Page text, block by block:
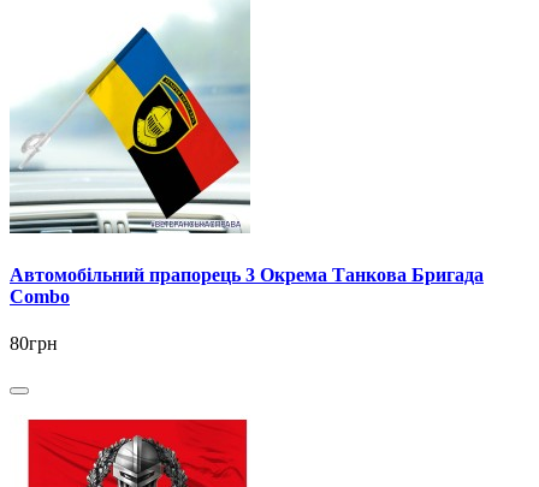
Автомобільний прапорець 3 Окрема Танкова Бригада
Combo
80грн